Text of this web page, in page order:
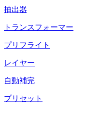
抽出器
トランスフォーマー
プリフライト
レイヤー
自動補完
プリセット